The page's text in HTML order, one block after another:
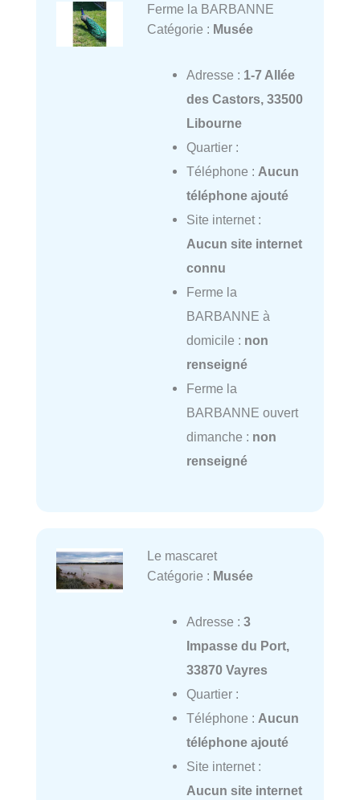
Ferme la BARBANNE
Catégorie : Musée
Adresse : 1-7 Allée
des Castors, 33500
Libourne
Quartier :
Téléphone : Aucun
téléphone ajouté
Site internet :
Aucun site internet
connu
Ferme la
BARBANNE à
domicile : non
renseigné
Ferme la
BARBANNE ouvert
dimanche : non
renseigné
Le mascaret
Catégorie : Musée
Adresse : 3
Impasse du Port,
33870 Vayres
Quartier :
Téléphone : Aucun
téléphone ajouté
Site internet :
Aucun site internet